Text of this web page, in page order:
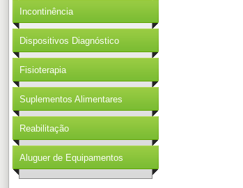
Incontinência
Dispositivos Diagnóstico
Fisioterapia
Suplementos Alimentares
Reabilitação
Aluguer de Equipamentos